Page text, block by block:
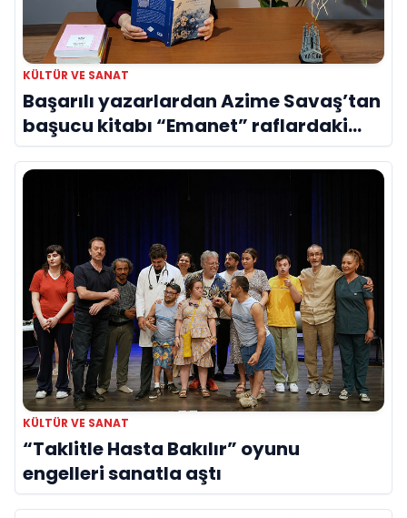
KÜLTÜR VE SANAT
Başarılı yazarlardan Azime Savaş’tan
başucu kitabı “Emanet” raflardaki
yerini aldı
KÜLTÜR VE SANAT
“Taklitle Hasta Bakılır” oyunu
engelleri sanatla aştı